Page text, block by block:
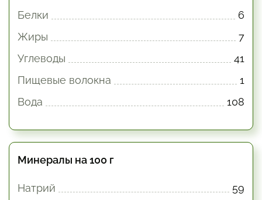
Белки
6
Жиры
7
Углеводы
41
Пищевые волокна
1
Вода
108
Минералы на 100 г
Натрий
59